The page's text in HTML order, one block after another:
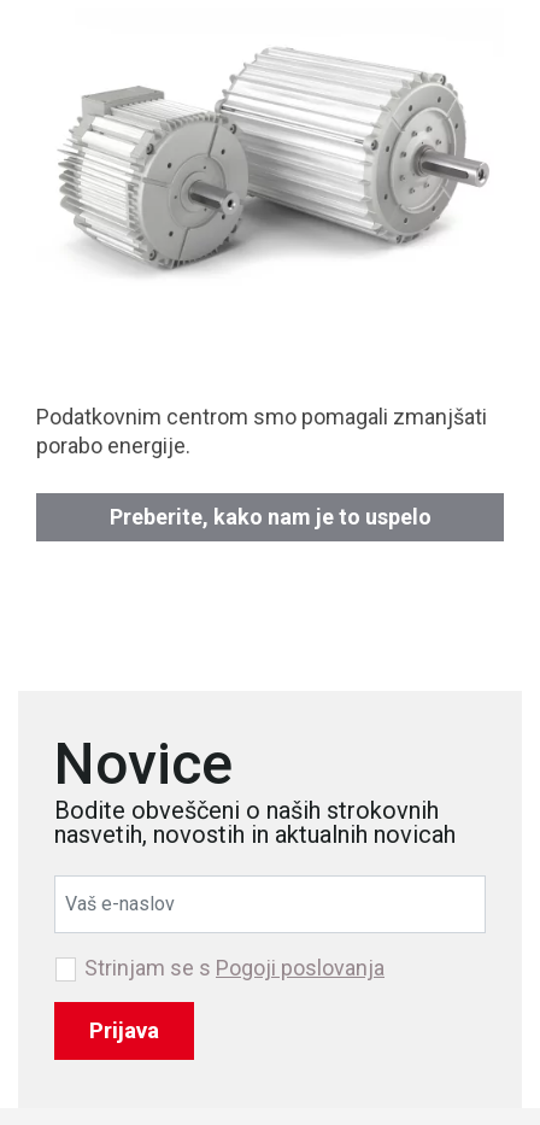
Podatkovnim centrom smo pomagali zmanjšati
porabo energije.
Preberite, kako nam je to uspelo
Novice
Bodite obveščeni o naših strokovnih
nasvetih, novostih in aktualnih novicah
Prijava
Strinjam se s Pogoji poslovanja